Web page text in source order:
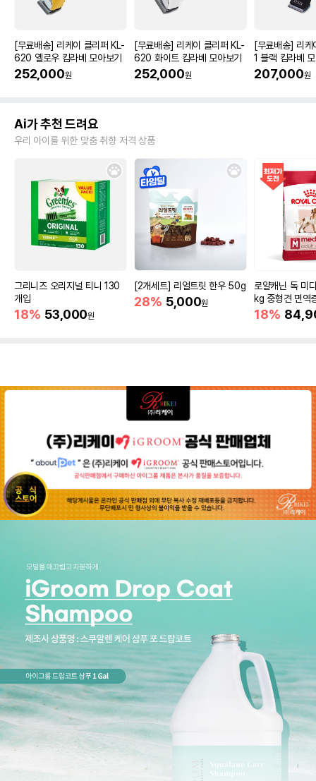
[무료배송] 리케이 클리퍼 KL-
620 옐로우 킴라베 모아보기
252,000원
[무료배송] 리케이 클리퍼 KL-
620 화이트 킴라베 모아보기
252,000원
[무료배송] 리
1 블랙 킴라베
207,000원
Ai가 추천 드려요
우리 아이를 위한 맞춤 취향 저격 상품
그리니즈 오리지널 티니 130
개입
18% 53,000원
[2개세트] 리얼트릿 한우 50g
28% 5,000원
로얄캐닌 독 미
kg 중형견 면역
18%